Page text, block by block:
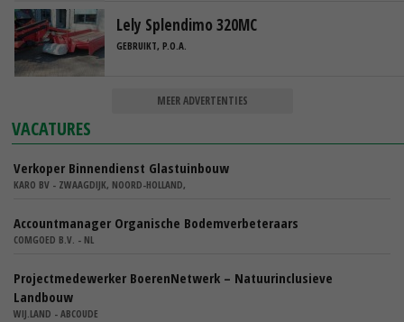
Lely Splendimo 320MC
GEBRUIKT, P.O.A.
MEER ADVERTENTIES
VACATURES
Verkoper Binnendienst Glastuinbouw
KARO BV - ZWAAGDIJK, NOORD-HOLLAND,
Accountmanager Organische Bodemverbeteraars
COMGOED B.V. - NL
Projectmedewerker BoerenNetwerk – Natuurinclusieve
Landbouw
WIJ.LAND - ABCOUDE